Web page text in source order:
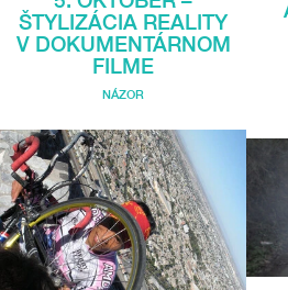
ŠTYLIZÁCIA REALITY
V DOKUMENTÁRNOM
FILME
NÁZOR